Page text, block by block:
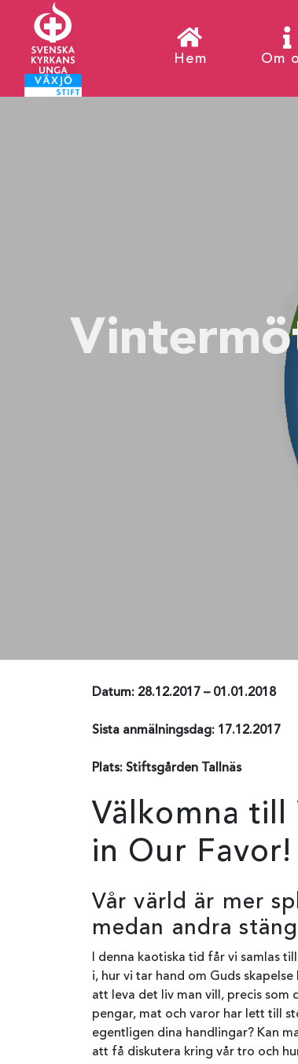
Hem Om
Datum: 28.12.2017 – 01.01.2018
Sista anmälningsdag: 17.12.2017
Plats: Stiftsgården Tallnäs
Välkomna
in Our Favor!
Vår värld är mer
medan andra
I denna kaotiska tid får vi samlas
i, hur vi tar hand om Guds
att leva det liv man vill, precis
pengar, mat och varor har lett till
egentligen dina handlingar? Kan
att få diskutera kring vår tro och